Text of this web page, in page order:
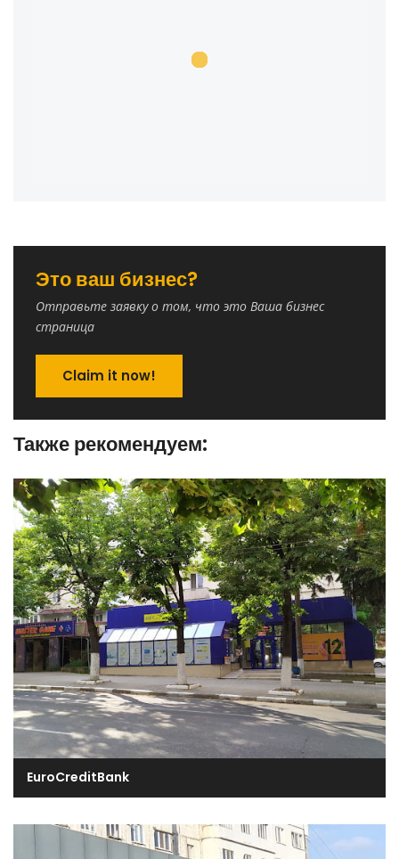
Это ваш бизнес?
Отправьте заявку о том, что это Ваша бизнес
страница
Claim it now!
Также рекомендуем:
EuroCreditBank